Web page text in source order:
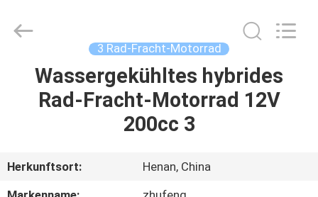
HAUS
ÜBER
UNS
Motorcycle
3 Rad-Fracht-Motorrad
Wassergekühltes hybrides
Rad-Fracht-Motorrad 12V
200cc 3
Herkunftsort:
Henan, China